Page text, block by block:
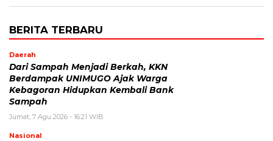
BERITA TERBARU
Daerah
Dari Sampah Menjadi Berkah, KKN
Berdampak UNIMUGO Ajak Warga
Kebagoran Hidupkan Kembali Bank
Sampah
Jumat, 7 Agu 2026 - 16:21 WIB
Nasional